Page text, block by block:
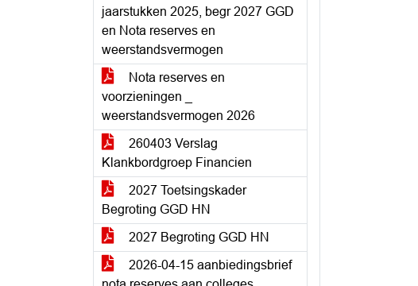
jaarstukken 2025, begr 2027 GGD
en Nota reserves en
weerstandsvermogen
Nota reserves en
voorzieningen _
weerstandsvermogen 2026
260403 Verslag
Klankbordgroep Financien
2027 Toetsingskader
Begroting GGD HN
2027 Begroting GGD HN
2026-04-15 aanbiedingsbrief